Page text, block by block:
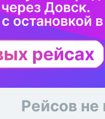
Рейсов не